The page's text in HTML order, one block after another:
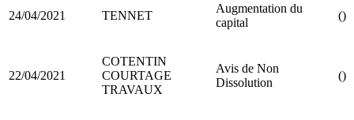
24/04/2021 TENNET
Augmentation du
capital
()
22/04/2021
COTENTIN
COURTAGE
TRAVAUX
Avis de Non
Dissolution
()